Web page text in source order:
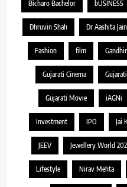
Bicharo Bachelor bUSINESS
Dhruvin Shah Dr Aashita Jain
Fashion film
Gujarati Cinema
Gujarati Movie iAGNi
Investment IPO Jai
JEEV Jewellery World
Lifestyle Nirav Mehta